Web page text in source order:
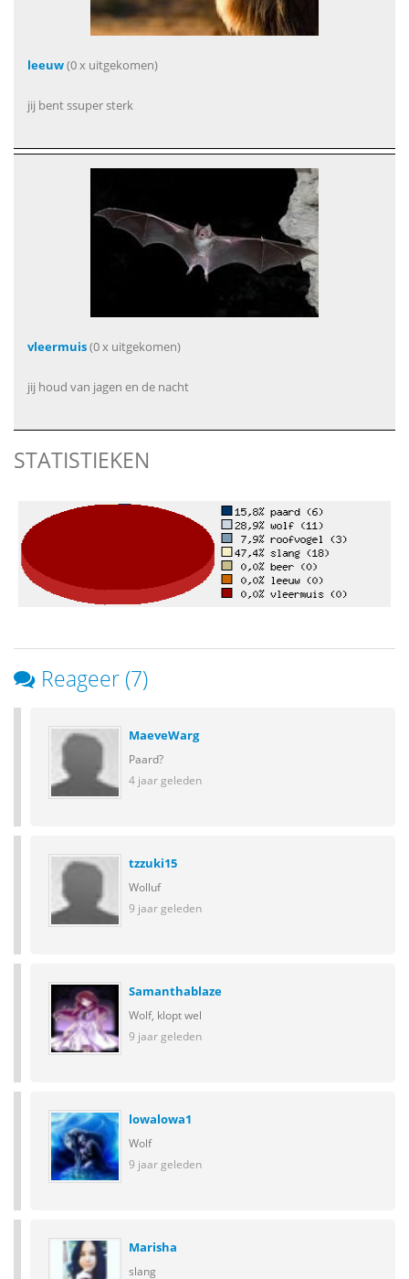
leeuw(0 x uitgekomen)
jij bent ssuper sterk
vleermuis(0 x uitgekomen)
jij houd van jagen en de nacht
STATISTIEKEN
Reageer (7)
MaeveWarg
Paard?
4 jaar geleden
tzzuki15
Wolluf
9 jaar geleden
Samanthablaze
Wolf, klopt wel
9 jaar geleden
lowalowa1
Wolf
9 jaar geleden
Marisha
slang